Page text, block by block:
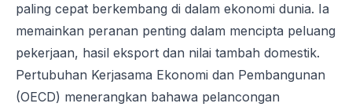
paling cepat berkembang di dalam ekonomi dunia. Ia
memainkan peranan penting dalam mencipta peluang
pekerjaan, hasil eksport dan nilai tambah domestik.
Pertubuhan Kerjasama Ekonomi dan Pembangunan
(OECD) menerangkan bahawa pelancongan